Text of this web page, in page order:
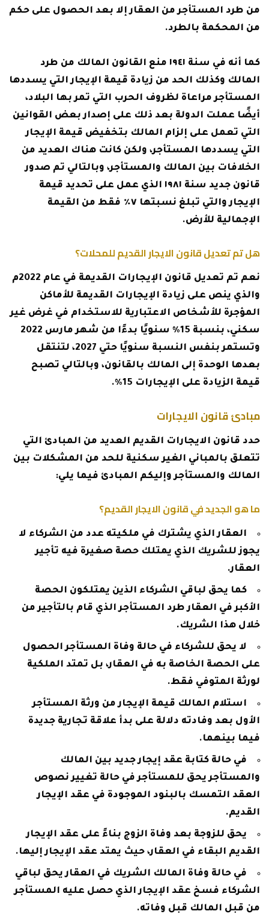
من طرد المستأجر من العقار إلا بعد الحصول على حكم
من المحكمة بالطرد.
كما أنه في سنة ١٩٤١ منع القانون المالك من طرد
المالك وكذلك الحد من زيادة قيمة الإيجار التي يسددها
المستأجر مراعاة لظروف الحرب التي تمر بها البلاد،
أيضًا عملت الدولة بعد ذلك على إصدار بعض القوانين
التي تعمل على إلزام المالك بتخفيض قيمة الإيجار
التي يسددها المستأجر، ولكن كانت هناك العديد من
الخلافات بين المالك والمستأجر، وبالتالي تم صدور
قانون جديد سنة ١٩٨١ الذي عمل على تحديد قيمة
الإيجار والتي تبلغ نسبتها ٧٪ فقط من القيمة
الإجمالية للأرض.
هل تم تعديل قانون الايجار القديم للمحلات؟
نعم تم تعديل قانون الإيجارات القديمة في عام 2022م
والذي ينص على زيادة الإيجارات القديمة للأماكن
المؤجرة للأشخاص الاعتبارية للاستخدام في غرض غير
سكني، بنسبة 15% سنويًا بدءًا من شهر مارس 2022
وتستمر بنفس النسبة سنويًا حتي 2027، لتنتقل
بعدها الوحدة إلى المالك بالقانون، وبالتالي تصبح
قيمة الزيادة على الإيجارات 15%.
مبادئ قانون الايجارات
حدد قانون الايجارات القديم العديد من المبادئ التي
تتعلق بالمباني الغير سكنية للحد من المشكلات بين
المالك والمستأجر وإليكم المبادئ فيما يلي:
ما هو الجديد في قانون الايجار القديم؟
العقار الذي يشترك في ملكيته عدد من الشركاء لا
يجوز للشريك الذي يمتلك حصة صغيرة فيه تأجير
العقار.
كما يحق لباقي الشركاء الذين يمتلكون الحصة
الأكبر في العقار طرد المستأجر الذي قام بالتأجير من
خلال هذا الشريك.
لا يحق للشركاء في حالة وفاة المستأجر الحصول
على الحصة الخاصة به في العقار، بل تمتد الملكية
لورثة المتوفي فقط.
استلام المالك قيمة الإيجار من ورثة المستأجر
الأول بعد وفادته دلالة على بدأ علاقة تجارية جديدة
فيما بينهما.
في حالة كتابة عقد إيجار جديد بين المالك
والمستأجر يحق للمستأجر في حالة تغيير نصوص
العقد التمسك بالبنود الموجودة في عقد الإيجار
القديم.
يحق للزوجة بعد وفاة الزوج بناءً على عقد الإيجار
القديم البقاء في العقار، حيث يمتد عقد الإيجار إليها.
في حالة وفاة المالك الشريك في العقار يحق لباقي
الشركاء فسخ عقد الإيجار الذي حصل عليه المستأجر
من قبل المالك قبل وفاته.